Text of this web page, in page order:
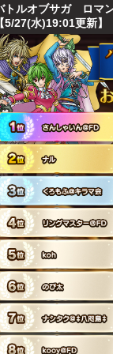
トルオブサガ ロマ
5/27(水)19:01更新】